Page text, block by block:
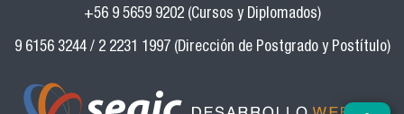
+56 9 5659 9202 (Cursos y Diplomados)
9 6156 3244 / 2 2231 1997 (Dirección de Postgrado y Postítulo)